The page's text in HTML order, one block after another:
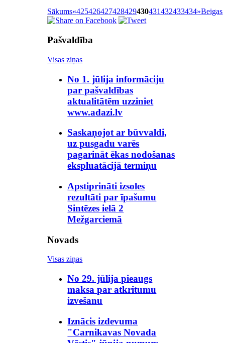
Sākums«425426427428429430431432433434»Beigas
Pašvaldība
Visas ziņas
No 1. jūlija informāciju
par pašvaldības
aktualitātēm uzziniet
www.adazi.lv
Saskaņojot ar būvvaldi,
uz pusgadu varēs
pagarināt ēkas nodošanas
ekspluatācijā termiņu
Apstiprināti izsoles
rezultāti par īpašumu
Sintēzes ielā 2
Mežgarciemā
Novads
Visas ziņas
No 29. jūlija pieaugs
maksa par atkritumu
izvešanu
Iznācis izdevuma
"Carnikavas Novada